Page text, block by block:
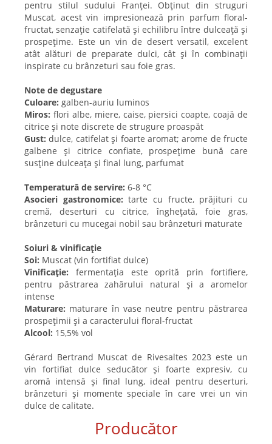
pentru stilul sudului Franței. Obținut din struguri
Muscat, acest vin impresionează prin parfum floral-
fructat, senzație catifelată și echilibru între dulceață și
prospețime. Este un vin de desert versatil, excelent
atât alături de preparate dulci, cât și în combinații
inspirate cu brânzeturi sau foie gras.
Note de degustare
Culoare: galben-auriu luminos
Miros: flori albe, miere, caise, piersici coapte, coajă de
citrice și note discrete de strugure proaspăt
Gust: dulce, catifelat și foarte aromat; arome de fructe
galbene și citrice confiate, prospețime bună care
susține dulceața și final lung, parfumat
Temperatură de servire: 6-8 °C
Asocieri gastronomice: tarte cu fructe, prăjituri cu
cremă, deserturi cu citrice, înghețată, foie gras,
brânzeturi cu mucegai nobil sau brânzeturi maturate
Soiuri & vinificație
Soi: Muscat (vin fortifiat dulce)
Vinificație: fermentația este oprită prin fortifiere,
pentru păstrarea zahărului natural și a aromelor
intense
Maturare: maturare în vase neutre pentru păstrarea
prospețimii și a caracterului floral-fructat
Alcool: 15,5% vol
Gérard Bertrand Muscat de Rivesaltes 2023 este un
vin fortifiat dulce seducător și foarte expresiv, cu
aromă intensă și final lung, ideal pentru deserturi,
brânzeturi și momente speciale în care vrei un vin
dulce de calitate.
Producător